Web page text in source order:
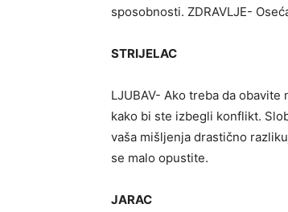
sposobnosti. ZDRAVLJE-
STRIJELAC
LJUBAV- Ako treba da
kako bi ste izbegli konflikt.
vaša mišljenja drastično
se malo opustite.
JARAC